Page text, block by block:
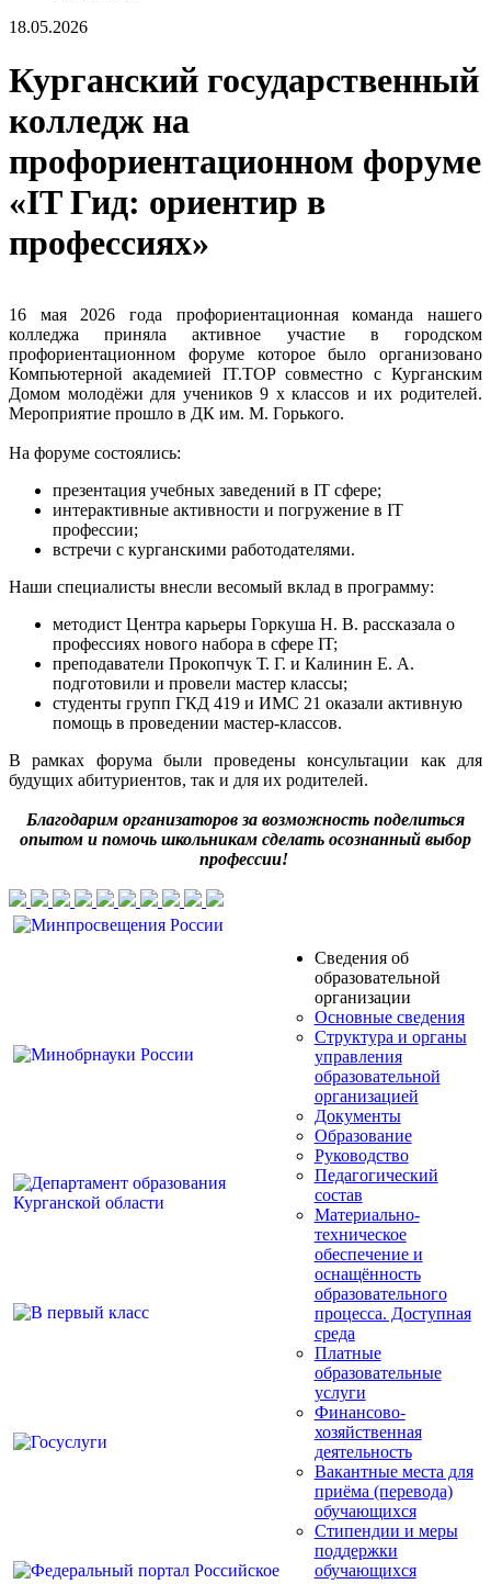
18.05.2026
Курганский государственный
колледж на
профориентационном форуме
«IT Гид: ориентир в
профессиях»
16 мая 2026 года профориентационная команда нашего
колледжа приняла активное участие в городском
профориентационном форуме которое было организовано
Компьютерной академией IT.TOP совместно с Курганским
Домом молодёжи для учеников 9 х классов и их родителей.
Мероприятие прошло в ДК им. М. Горького.
На форуме состоялись:
презентация учебных заведений в IT сфере;
интерактивные активности и погружение в IT
профессии;
встречи с курганскими работодателями.
Наши специалисты внесли весомый вклад в программу:
методист Центра карьеры Горкуша Н. В. рассказала о
профессиях нового набора в сфере IT;
преподаватели Прокопчук Т. Г. и Калинин Е. А.
подготовили и провели мастер классы;
студенты групп ГКД 419 и ИМС 21 оказали активную
помощь в проведении мастер-классов.
В рамках форума были проведены консультации как для
будущих абитуриентов, так и для их родителей.
Благодарим организаторов за возможность поделиться
опытом и помочь школьникам сделать осознанный выбор
профессии!
Сведения об
образовательной
организации
Основные сведения
Структура и органы
управления
образовательной
организацией
Документы
Образование
Руководство
Педагогический
состав
Материально-
техническое
обеспечение и
оснащённость
образовательного
процесса. Доступная
среда
Платные
образовательные
услуги
Финансово-
хозяйственная
деятельность
Вакантные места для
приёма (перевода)
обучающихся
Стипендии и меры
поддержки
обучающихся